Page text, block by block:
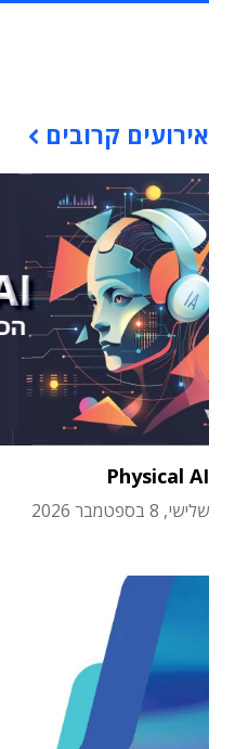
אירועים קרובים
Physical AI
שלישי, 8 בספטמבר 2026